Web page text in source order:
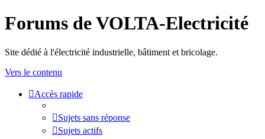
Forums de VOLTA-Electricité
Site dédié à l'électricité industrielle, bâtiment et bricolage.
Vers le contenu
Accès rapide
Sujets sans réponse
Sujets actifs